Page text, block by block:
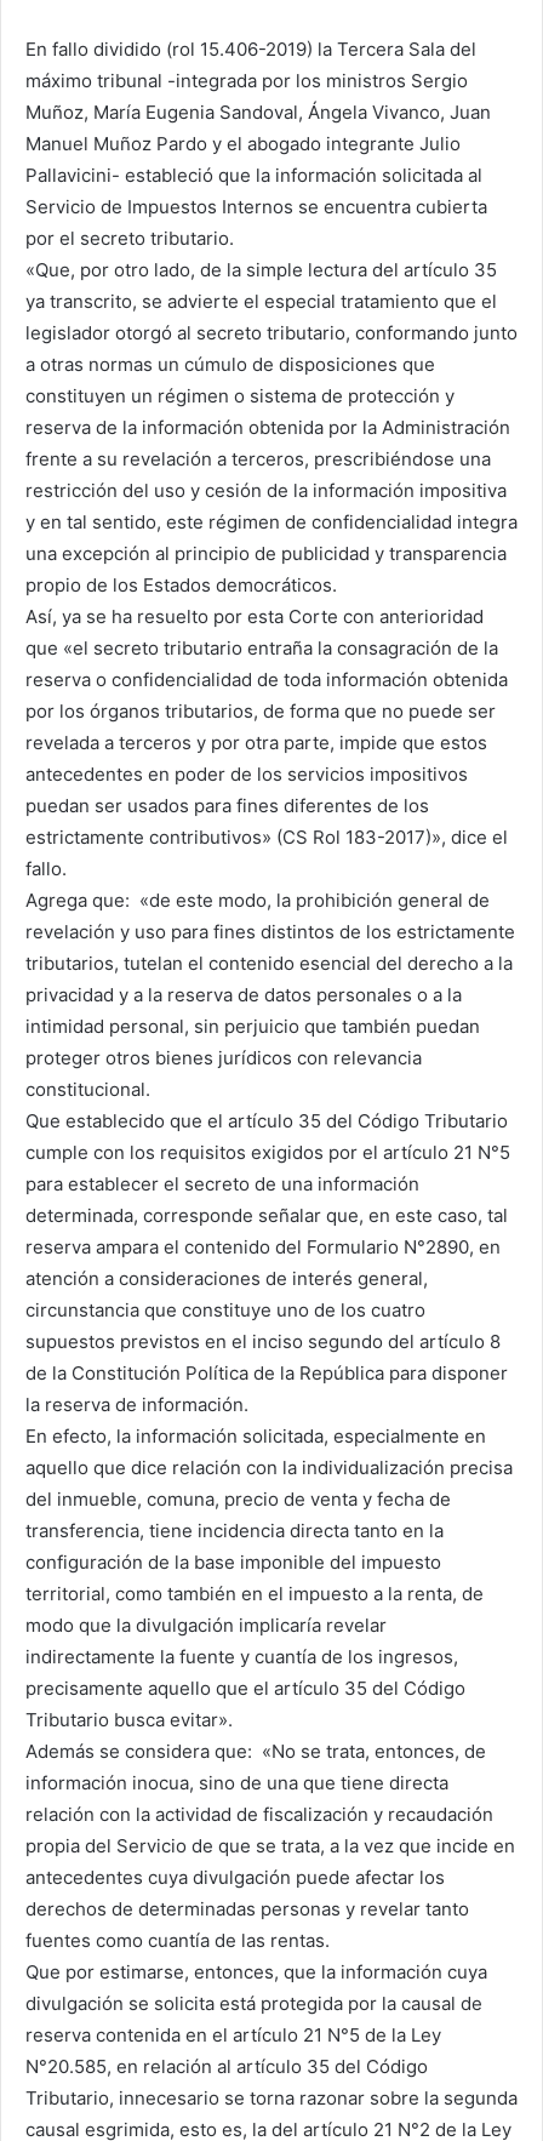
En fallo dividido (rol 15.406-2019) la Tercera Sala del
máximo tribunal -integrada por los ministros Sergio
Muñoz, María Eugenia Sandoval, Ángela Vivanco, Juan
Manuel Muñoz Pardo y el abogado integrante Julio
Pallavicini- estableció que la información solicitada al
Servicio de Impuestos Internos se encuentra cubierta
por el secreto tributario.
«Que, por otro lado, de la simple lectura del artículo 35
ya transcrito, se advierte el especial tratamiento que el
legislador otorgó al secreto tributario, conformando junto
a otras normas un cúmulo de disposiciones que
constituyen un régimen o sistema de protección y
reserva de la información obtenida por la Administración
frente a su revelación a terceros, prescribiéndose una
restricción del uso y cesión de la información impositiva
y en tal sentido, este régimen de confidencialidad integra
una excepción al principio de publicidad y transparencia
propio de los Estados democráticos.
Así, ya se ha resuelto por esta Corte con anterioridad
que «el secreto tributario entraña la consagración de la
reserva o confidencialidad de toda información obtenida
por los órganos tributarios, de forma que no puede ser
revelada a terceros y por otra parte, impide que estos
antecedentes en poder de los servicios impositivos
puedan ser usados para fines diferentes de los
estrictamente contributivos» (CS Rol 183-2017)», dice el
fallo.
Agrega que: «de este modo, la prohibición general de
revelación y uso para fines distintos de los estrictamente
tributarios, tutelan el contenido esencial del derecho a la
privacidad y a la reserva de datos personales o a la
intimidad personal, sin perjuicio que también puedan
proteger otros bienes jurídicos con relevancia
constitucional.
Que establecido que el artículo 35 del Código Tributario
cumple con los requisitos exigidos por el artículo 21 N°5
para establecer el secreto de una información
determinada, corresponde señalar que, en este caso, tal
reserva ampara el contenido del Formulario N°2890, en
atención a consideraciones de interés general,
circunstancia que constituye uno de los cuatro
supuestos previstos en el inciso segundo del artículo 8
de la Constitución Política de la República para disponer
la reserva de información.
En efecto, la información solicitada, especialmente en
aquello que dice relación con la individualización precisa
del inmueble, comuna, precio de venta y fecha de
transferencia, tiene incidencia directa tanto en la
configuración de la base imponible del impuesto
territorial, como también en el impuesto a la renta, de
modo que la divulgación implicaría revelar
indirectamente la fuente y cuantía de los ingresos,
precisamente aquello que el artículo 35 del Código
Tributario busca evitar».
Además se considera que: «No se trata, entonces, de
información inocua, sino de una que tiene directa
relación con la actividad de fiscalización y recaudación
propia del Servicio de que se trata, a la vez que incide en
antecedentes cuya divulgación puede afectar los
derechos de determinadas personas y revelar tanto
fuentes como cuantía de las rentas.
Que por estimarse, entonces, que la información cuya
divulgación se solicita está protegida por la causal de
reserva contenida en el artículo 21 N°5 de la Ley
N°20.585, en relación al artículo 35 del Código
Tributario, innecesario se torna razonar sobre la segunda
causal esgrimida, esto es, la del artículo 21 N°2 de la Ley